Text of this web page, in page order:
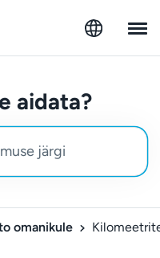
aidata?
omanikule